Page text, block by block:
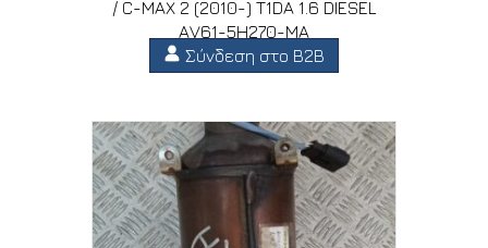
/ C-MAX 2 (2010-) T1DA 1.6 DIESEL
AV61-5H270-MA
Σύνδεση στο B2B